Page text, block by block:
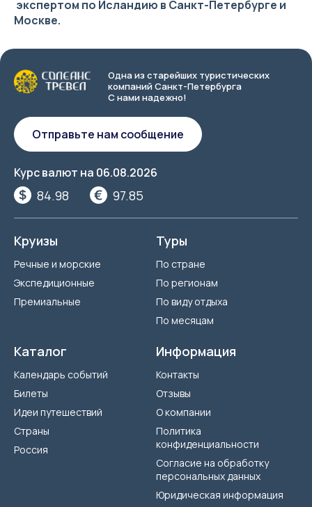
экспертом по Исландию в Санкт-Петербурге и
Москве.
Одна из старейших туристических
компаний Санкт-Петербурга
С нами надежно!
Курс валют на 06.08.2026
84.98 97.85
Отправьте нам сообщение
Круизы
Речные и морские
Экспедиционные
Премиальные
Туры
По стране
По регионам
По виду отдыха
По месяцам
Каталог
Календарь событий
Билеты
Идеи путешествий
Страны
Россия
Информация
Контакты
Отзывы
О компании
Политика
конфиденциальности
Согласие на обработку
персональных данных
Юридическая информация